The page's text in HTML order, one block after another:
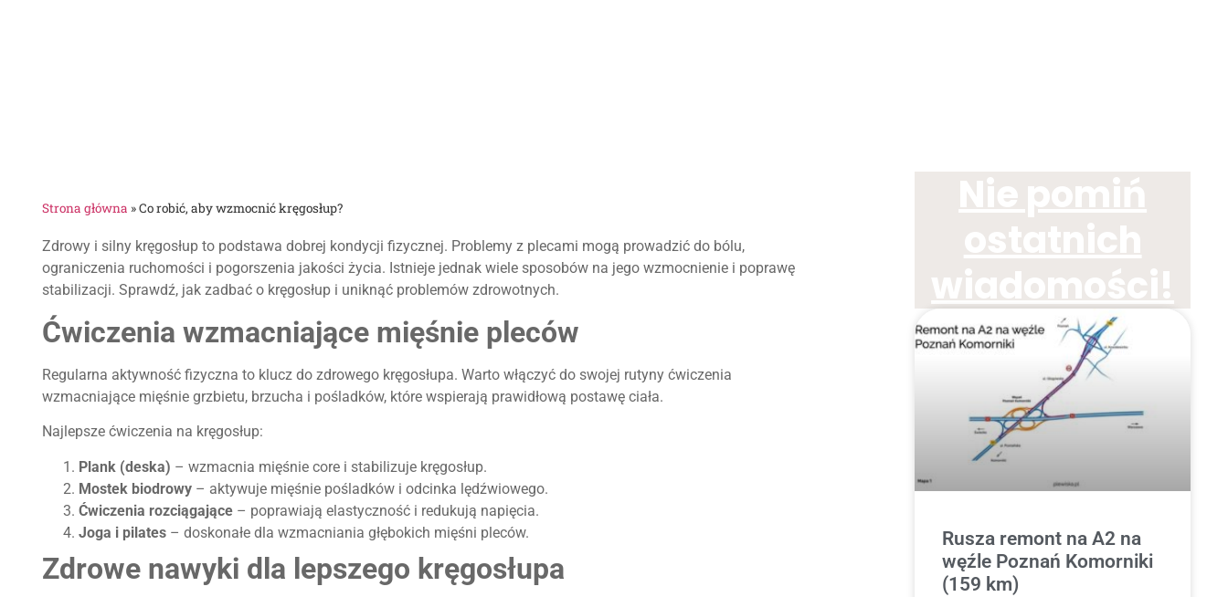
Strona główna »Co robić, aby wzmocnić kręgosłup?
Zdrowy i silny kręgosłup to podstawa dobrej kondycji fizycznej. Problemy z plecami mogą prowadzić do bólu,
ograniczenia ruchomości i pogorszenia jakości życia. Istnieje jednak wiele sposobów na jego wzmocnienie i poprawę
stabilizacji. Sprawdź, jak zadbać o kręgosłup i uniknąć problemów zdrowotnych.
Ćwiczenia wzmacniające mięśnie pleców
Regularna aktywność fizyczna to klucz do zdrowego kręgosłupa. Warto włączyć do swojej rutyny ćwiczenia
wzmacniające mięśnie grzbietu, brzucha i pośladków, które wspierają prawidłową postawę ciała.
Najlepsze ćwiczenia na kręgosłup:
Plank (deska) – wzmacnia mięśnie core i stabilizuje kręgosłup.
Mostek biodrowy – aktywuje mięśnie pośladków i odcinka lędźwiowego.
Ćwiczenia rozciągające – poprawiają elastyczność i redukują napięcia.
Joga i pilates – doskonałe dla wzmacniania głębokich mięśni pleców.
Zdrowe nawyki dla lepszego kręgosłupa
Nie pomiń
ostatnich
wiadomości!
Rusza remont na A2 na
węźle Poznań Komorniki
(159 km)